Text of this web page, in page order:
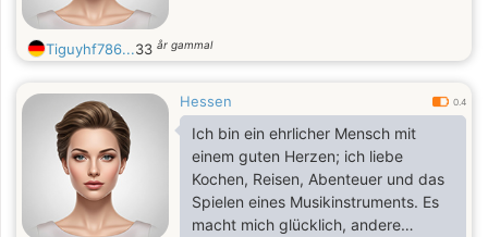
Tiguyhf786...33 år gammal
Hessen 0.4
Ich bin ein ehrlicher Mensch mit
einem guten Herzen; ich liebe
Kochen, Reisen, Abenteuer und das
Spielen eines Musikinstruments. Es
macht mich glücklich, andere